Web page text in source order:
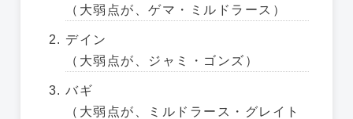
（大弱点が、ゲマ・ミルドラース）
デイン
（大弱点が、ジャミ・ゴンズ）
バギ
（大弱点が、ミルドラース・グレイト